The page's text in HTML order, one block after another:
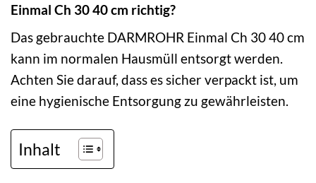
Einmal Ch 30 40 cm richtig?
Das gebrauchte DARMROHR Einmal Ch 30 40 cm
kann im normalen Hausmüll entsorgt werden.
Achten Sie darauf, dass es sicher verpackt ist, um
eine hygienische Entsorgung zu gewährleisten.
Inhalt